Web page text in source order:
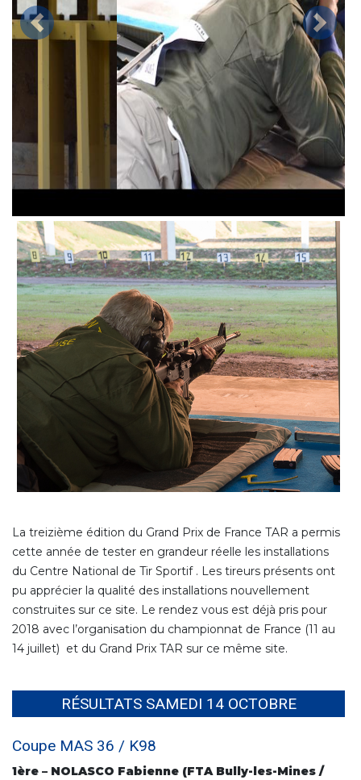
Précédent
La treizième édition du Grand Prix de France TAR a permis
cette année de tester en grandeur réelle les installations
du Centre National de Tir Sportif . Les tireurs présents ont
pu apprécier la qualité des installations nouvellement
construites sur ce site. Le rendez vous est déjà pris pour
2018 avec l’organisation du championnat de France (11 au
14 juillet) et du Grand Prix TAR sur ce même site.
RÉSULTATS SAMEDI 14 OCTOBRE
Coupe MAS 36 / K98
1ère – NOLASCO Fabienne (FTA Bully-les-Mines /